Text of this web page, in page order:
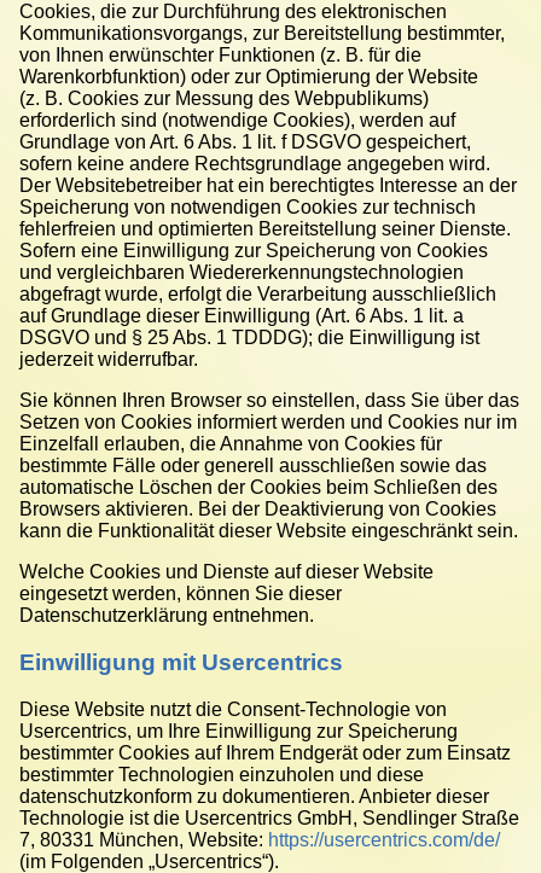
Cookies, die zur Durchführung des elektronischen
Kommunikationsvorgangs, zur Bereitstellung bestimmter,
von Ihnen erwünschter Funktionen (z. B. für die
Warenkorbfunktion) oder zur Optimierung der Website
(z. B. Cookies zur Messung des Webpublikums)
erforderlich sind (notwendige Cookies), werden auf
Grundlage von Art. 6 Abs. 1 lit. f DSGVO gespeichert,
sofern keine andere Rechtsgrundlage angegeben wird.
Der Websitebetreiber hat ein berechtigtes Interesse an der
Speicherung von notwendigen Cookies zur technisch
fehlerfreien und optimierten Bereitstellung seiner Dienste.
Sofern eine Einwilligung zur Speicherung von Cookies
und vergleichbaren Wiedererkennungstechnologien
abgefragt wurde, erfolgt die Verarbeitung ausschließlich
auf Grundlage dieser Einwilligung (Art. 6 Abs. 1 lit. a
DSGVO und § 25 Abs. 1 TDDDG); die Einwilligung ist
jederzeit widerrufbar.
Sie können Ihren Browser so einstellen, dass Sie über das
Setzen von Cookies informiert werden und Cookies nur im
Einzelfall erlauben, die Annahme von Cookies für
bestimmte Fälle oder generell ausschließen sowie das
automatische Löschen der Cookies beim Schließen des
Browsers aktivieren. Bei der Deaktivierung von Cookies
kann die Funktionalität dieser Website eingeschränkt sein.
Welche Cookies und Dienste auf dieser Website
eingesetzt werden, können Sie dieser
Datenschutzerklärung entnehmen.
Einwilligung mit Usercentrics
Diese Website nutzt die Consent-Technologie von
Usercentrics, um Ihre Einwilligung zur Speicherung
bestimmter Cookies auf Ihrem Endgerät oder zum Einsatz
bestimmter Technologien einzuholen und diese
datenschutzkonform zu dokumentieren. Anbieter dieser
Technologie ist die Usercentrics GmbH, Sendlinger Straße
7, 80331 München, Website: https://usercentrics.com/de/
(im Folgenden „Usercentrics“).